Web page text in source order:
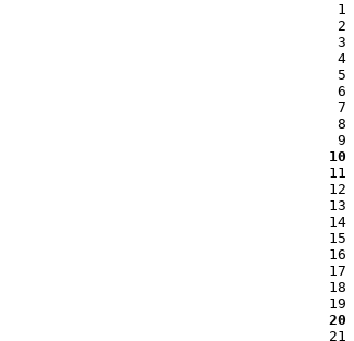
1
2
3
4
5
6
7
8
9
10
11
12
13
14
15
16
17
18
19
20
21